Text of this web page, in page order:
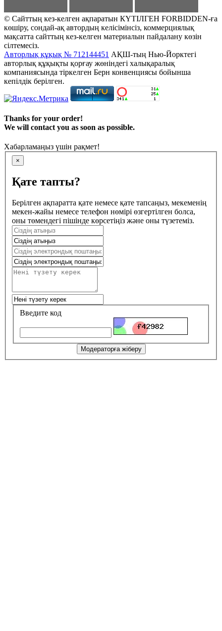
© Сайттың кез-келген ақпаратын КҮТІЛГЕН FORBIDDEN-ға
көшіру, сондай-ақ автордың келісімінсіз, коммерциялық
мақсатта сайттың кез-келген материалын пайдалану көзін
сілтемесіз.
Авторлық құқық № 712144451 АҚШ-тың Нью-Йорктегі
авторлық құқықты қорғау жөніндегі халықаралық
компаниясында тіркелген Берн конвенциясы бойынша
кепілдік берілген.
Thanks for your order!
We will contact you as soon as possible.
Хабарламаңыз үшін рақмет!
×
Қате тапты?
Берілген ақпаратта қате немесе қате тапсаңыз, мекеменің
мекен-жайы немесе телефон нөмірі өзгертілген болса,
оны төмендегі пішінде көрсетіңіз және оны түзетеміз.
Введите код
Модераторға жіберу